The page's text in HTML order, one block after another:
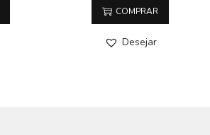
COMPRAR
Desejar